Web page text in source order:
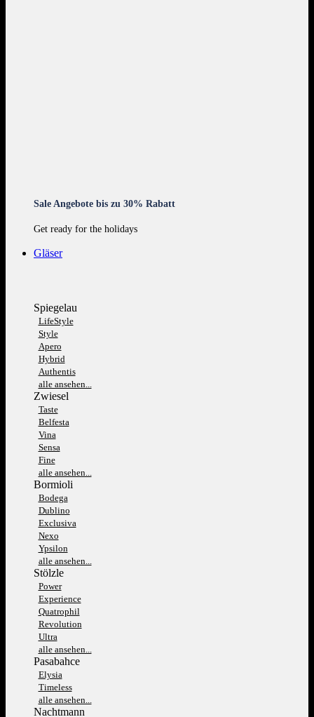
Sale Angebote bis zu 30% Rabatt
Get ready for the holidays
Gläser
Spiegelau
LifeStyle
Style
Apero
Hybrid
Authentis
alle ansehen...
Zwiesel
Taste
Belfesta
Vina
Sensa
Fine
alle ansehen...
Bormioli
Bodega
Dublino
Exclusiva
Nexo
Ypsilon
alle ansehen...
Stölzle
Power
Experience
Quatrophil
Revolution
Ultra
alle ansehen...
Pasabahce
Elysia
Timeless
alle ansehen...
Nachtmann